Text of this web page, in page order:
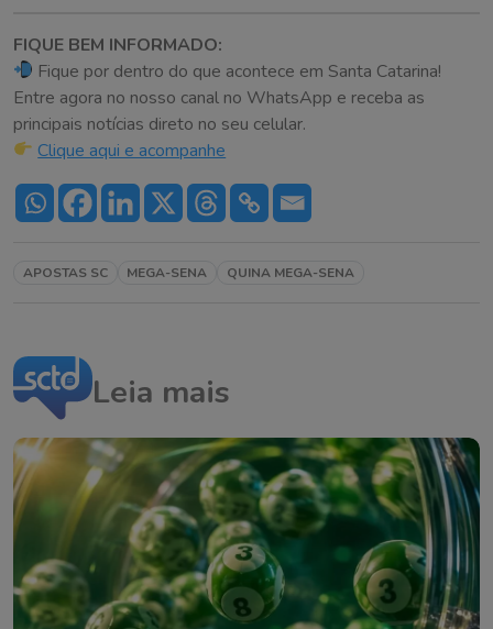
FIQUE BEM INFORMADO:
Fique por dentro do que acontece em Santa Catarina!
Entre agora no nosso canal no WhatsApp e receba as
principais notícias direto no seu celular.
Clique aqui e acompanhe
APOSTAS SC MEGA-SENA QUINA MEGA-SENA
Leia mais